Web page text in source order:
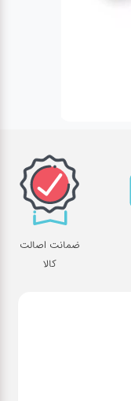
ضمانت اصالت
کالا